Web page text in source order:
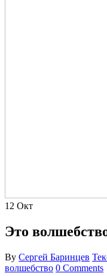
12 Окт
Это
By Сергей Баринцев
волшебство 0 Comments